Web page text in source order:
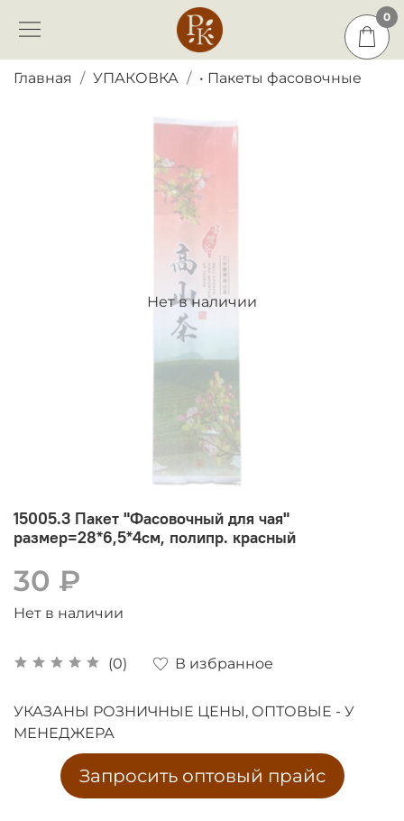
0
Главная УПАКОВКА • Пакеты фасовочные
Нет в наличии
15005.3 Пакет "Фасовочный для чая"
размер=28*6,5*4см, полипр. красный
(0) В избранное
30 ₽
Нет в наличии
УКАЗАНЫ РОЗНИЧНЫЕ ЦЕНЫ, ОПТОВЫЕ - У
МЕНЕДЖЕРА
Запросить оптовый прайс
0